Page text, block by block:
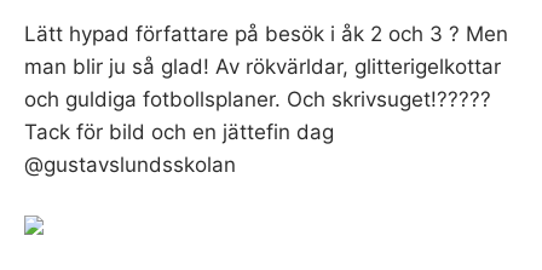
Lätt hypad författare på besök i åk 2 och 3 ? Men
man blir ju så glad! Av rökvärldar, glitterigelkottar
och guldiga fotbollsplaner. Och skrivsuget!?????
Tack för bild och en jättefin dag
@gustavslundsskolan